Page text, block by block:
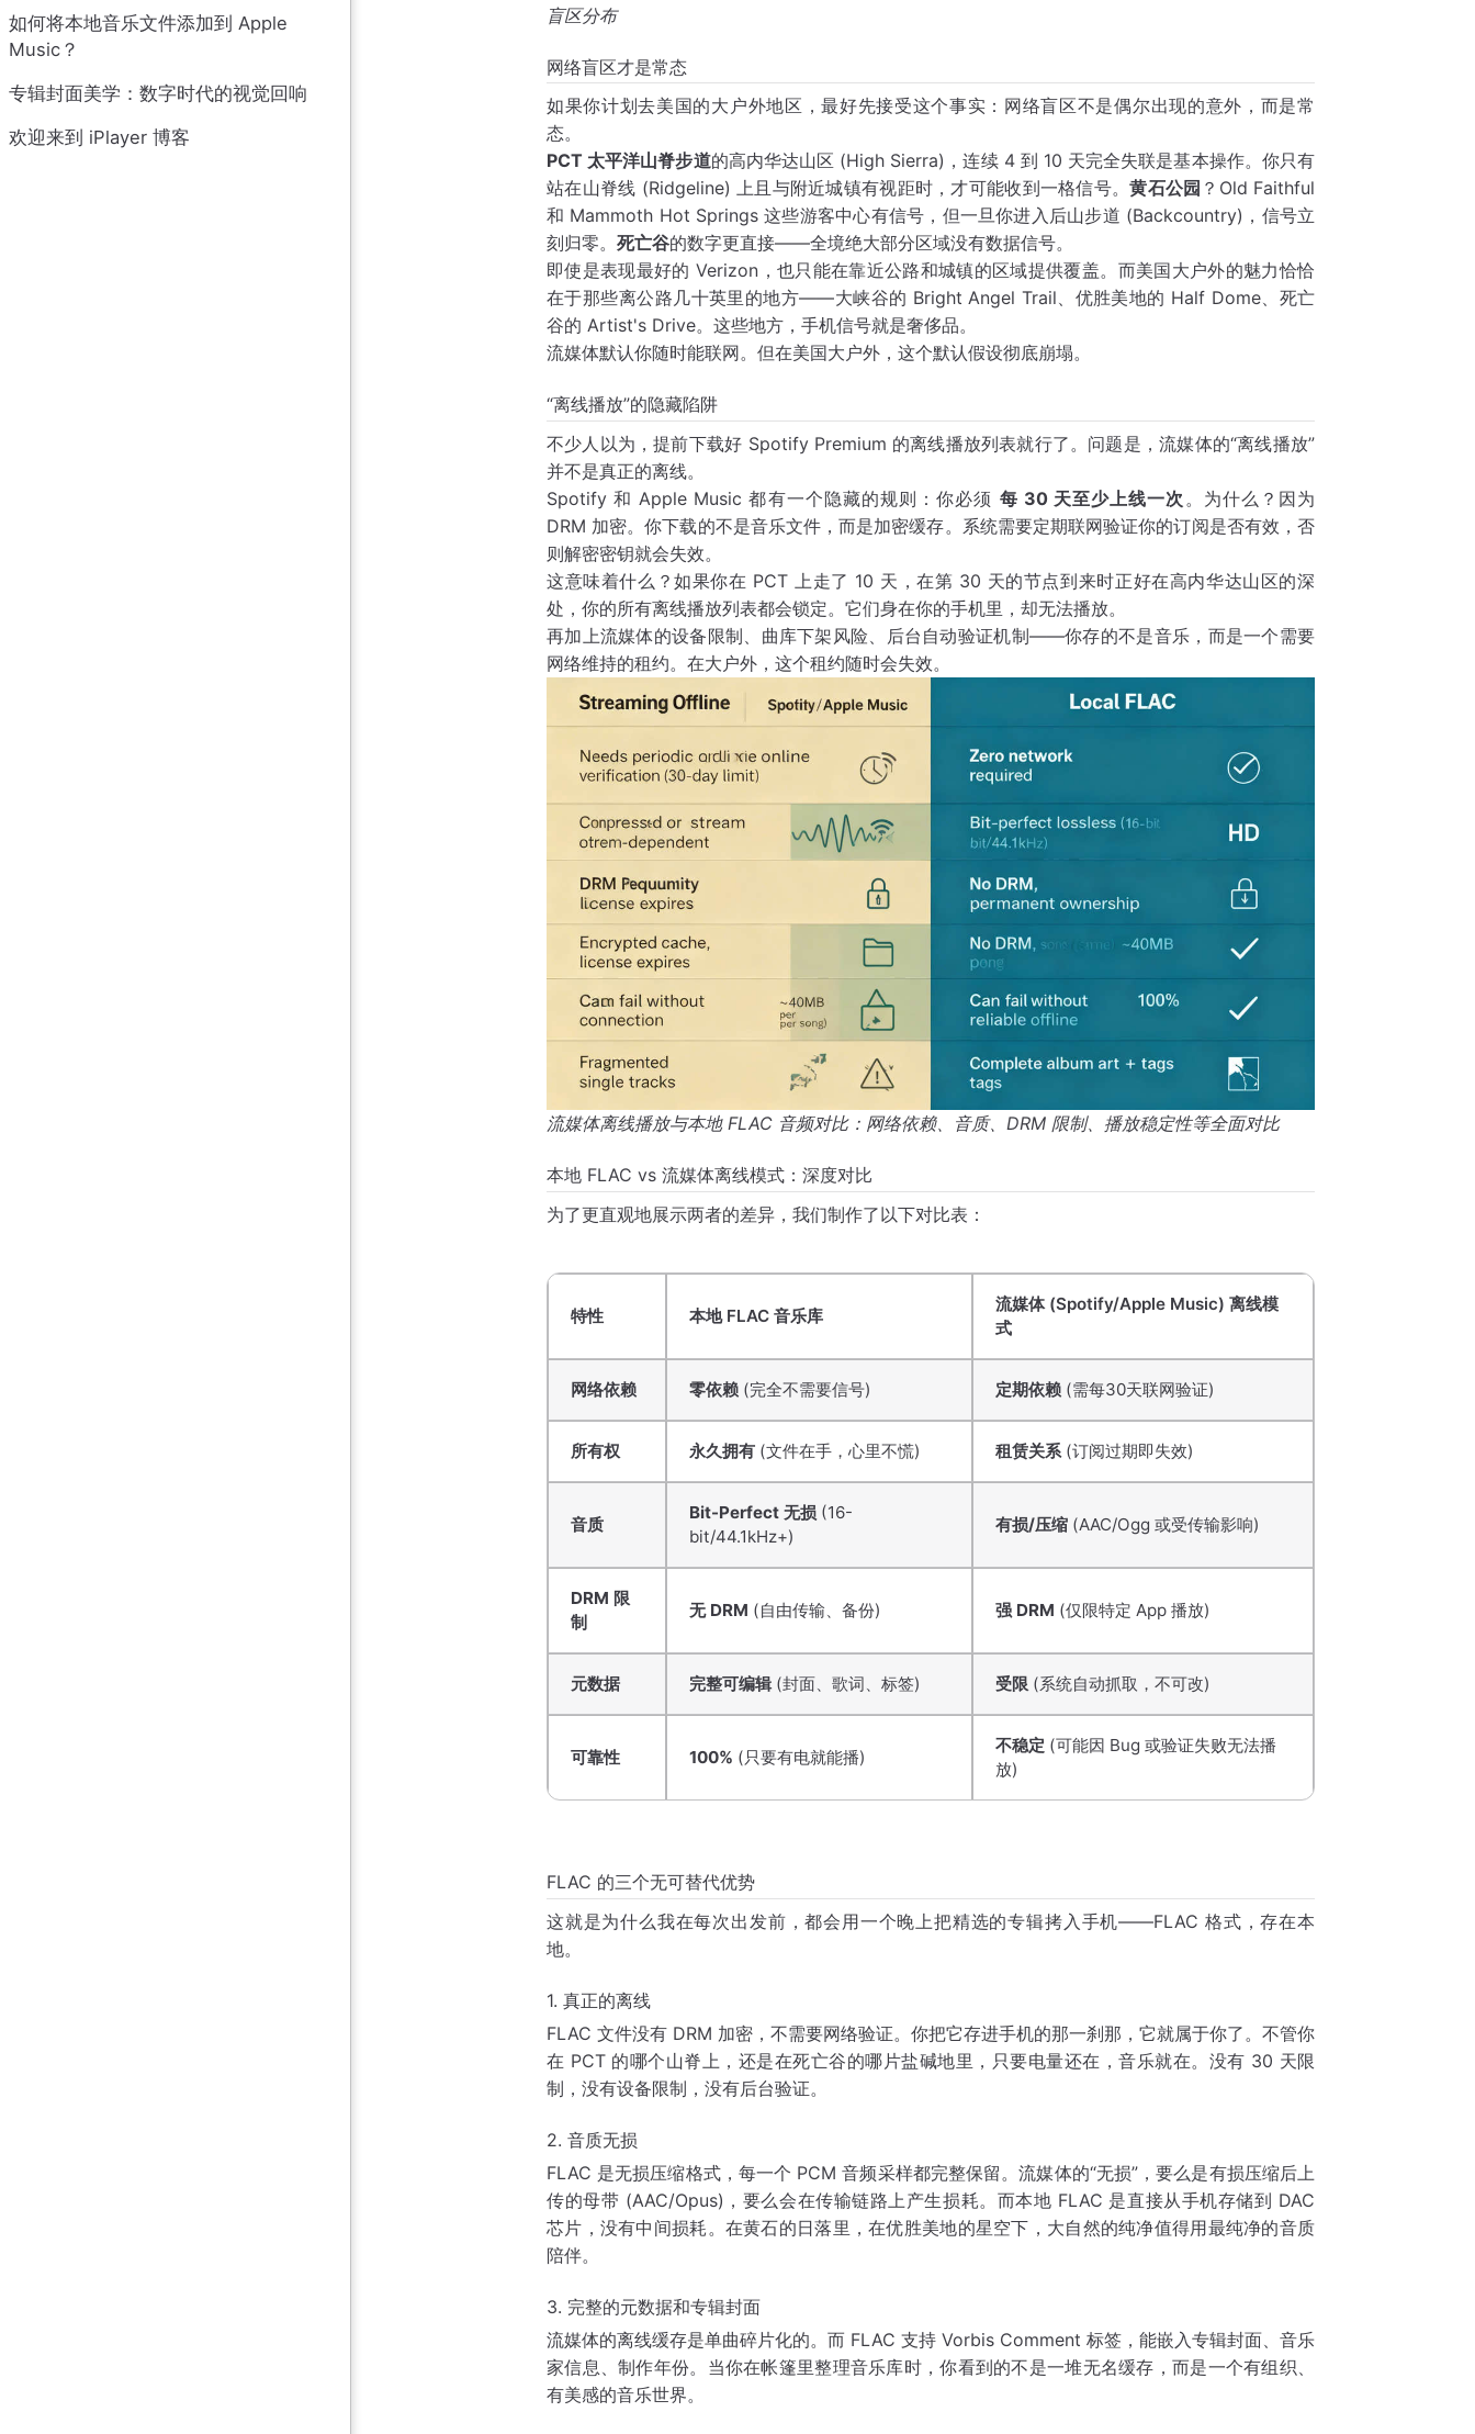
如何将本地音乐文件添加到 Apple
Music？
专辑封面美学：数字时代的视觉回响
欢迎来到 iPlayer 博客
盲区分布
网络盲区才是常态
如果你计划去美国的大户外地区，最好先接受这个事实：网络盲区不是偶尔出现的意外，而是常
态。
PCT 太平洋山脊步道的高内华达山区 (High Sierra)，连续 4 到 10 天完全失联是基本操作。你只有
站在山脊线 (Ridgeline) 上且与附近城镇有视距时，才可能收到一格信号。黄石公园 ？Old Faithful
和 Mammoth Hot Springs 这些游客中心有信号，但一旦你进入后山步道 (Backcountry)，信号立
刻归零。 死亡谷的数字更直接——全境绝大部分区域没有数据信号。
即使是表现最好的 Verizon，也只能在靠近公路和城镇的区域提供覆盖。而美国大户外的魅力恰恰
在于那些离公路几十英里的地方——大峡谷的 Bright Angel Trail、优胜美地的 Half Dome、死亡
谷的 Artist's Drive。这些地方，手机信号就是奢侈品。
流媒体默认你随时能联网。但在美国大户外，这个默认假设彻底崩塌。
“离线播放”的隐藏陷阱
不少人以为，提前下载好 Spotify Premium 的离线播放列表就行了。问题是，流媒体的“离线播放”
并不是真正的离线。
Spotify 和 Apple Music 都有一个隐藏的规则：你必须 每 30 天至少上线一次 。为什么？因为
DRM 加密。你下载的不是音乐文件，而是加密缓存。系统需要定期联网验证你的订阅是否有效，否
则解密密钥就会失效。
这意味着什么？如果你在 PCT 上走了 10 天，在第 30 天的节点到来时正好在高内华达山区的深
处，你的所有离线播放列表都会锁定。它们身在你的手机里，却无法播放。
再加上流媒体的设备限制、曲库下架风险、后台自动验证机制——你存的不是音乐，而是一个需要
网络维持的租约。在大户外，这个租约随时会失效。
流媒体离线播放与本地 FLAC 音频对比：网络依赖、音质、DRM 限制、播放稳定性等全面对比
本地 FLAC vs 流媒体离线模式：深度对比
为了更直观地展示两者的差异，我们制作了以下对比表：
特性 本地 FLAC 音乐库
流媒体 (Spotify/Apple Music) 离线模
式
网络依赖 零依赖 (完全不需要信号) 定期依赖 (需每30天联网验证)
所有权 永久拥有 (文件在手，心里不慌) 租赁关系(订阅过期即失效)
音质
Bit-Perfect 无损 (16-
bit/44.1kHz+)
有损/压缩 (AAC/Ogg 或受传输影响)
DRM 限
制
无 DRM (自由传输、备份) 强 DRM (仅限特定 App 播放)
元数据 完整可编辑(封面、歌词、标签) 受限 (系统自动抓取，不可改)
可靠性 100% (只要有电就能播)
不稳定 (可能因 Bug 或验证失败无法播
放)
FLAC 的三个无可替代优势
这就是为什么我在每次出发前，都会用一个晚上把精选的专辑拷入手机——FLAC 格式，存在本
地。
1. 真正的离线
FLAC 文件没有 DRM 加密，不需要网络验证。你把它存进手机的那一刹那，它就属于你了。不管你
在 PCT 的哪个山脊上，还是在死亡谷的哪片盐碱地里，只要电量还在，音乐就在。没有 30 天限
制，没有设备限制，没有后台验证。
2. 音质无损
FLAC 是无损压缩格式，每一个 PCM 音频采样都完整保留。流媒体的“无损”，要么是有损压缩后上
传的母带 (AAC/Opus)，要么会在传输链路上产生损耗。而本地 FLAC 是直接从手机存储到 DAC
芯片，没有中间损耗。在黄石的日落里，在优胜美地的星空下，大自然的纯净值得用最纯净的音质
陪伴。
3. 完整的元数据和专辑封面
流媒体的离线缓存是单曲碎片化的。而 FLAC 支持 Vorbis Comment 标签，能嵌入专辑封面、音乐
家信息、制作年份。当你在帐篷里整理音乐库时，你看到的不是一堆无名缓存，而是一个有组织、
有美感的音乐世界。